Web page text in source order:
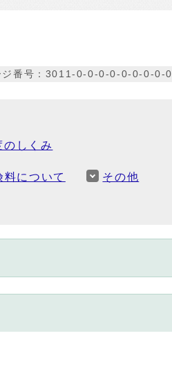
ジ番号：3011-0-0-0-0-0-0-0-0-0
のしくみ
料について その他